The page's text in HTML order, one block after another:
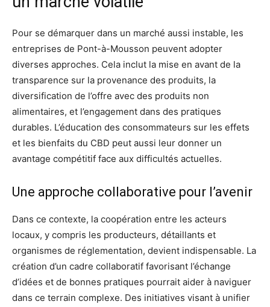
Pour se démarquer dans un marché aussi instable, les
entreprises de Pont-à-Mousson peuvent adopter
diverses approches. Cela inclut la mise en avant de la
transparence sur la provenance des produits, la
diversification de l’offre avec des produits non
alimentaires, et l’engagement dans des pratiques
durables. L’éducation des consommateurs sur les effets
et les bienfaits du CBD peut aussi leur donner un
avantage compétitif face aux difficultés actuelles.
Une approche collaborative pour l’avenir
Dans ce contexte, la coopération entre les acteurs
locaux, y compris les producteurs, détaillants et
organismes de réglementation, devient indispensable. La
création d’un cadre collaboratif favorisant l’échange
d’idées et de bonnes pratiques pourrait aider à naviguer
dans ce terrain complexe. Des initiatives visant à unifier